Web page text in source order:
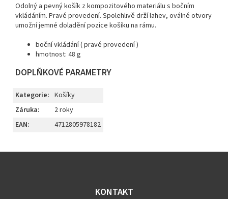
Odolný a pevný košík z kompozitového materiálu s bočním
vkládáním. Pravé provedení. Spolehlivě drží lahev, oválné otvory
umožní jemné doladění pozice košíku na rámu.
boční vkládání ( pravé provedení )
hmotnost: 48 g
DOPLŇKOVÉ PARAMETRY
Kategorie: Košíky
Záruka:
2 roky
EAN: 4712805978182
Z
KONTAKT